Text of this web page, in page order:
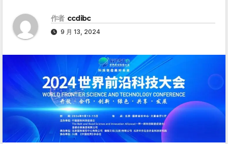
作者 ccdibc
9 月 13, 2024